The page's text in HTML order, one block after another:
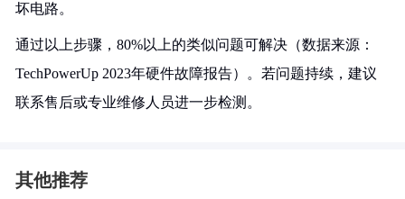
坏电路。
通过以上步骤，80%以上的类似问题可解决（数据来源：
TechPowerUp 2023年硬件故障报告）。若问题持续，建议
联系售后或专业维修人员进一步检测。
其他推荐